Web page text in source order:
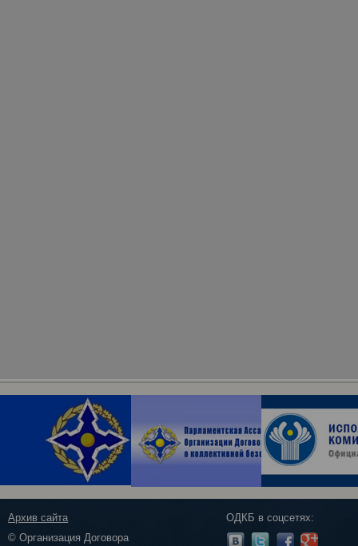
Архив сайта
© Организация Договора
ОДКБ в соцсетях: